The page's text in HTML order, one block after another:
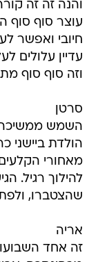
והנה זה זה
עוצר סוף סוף
חיובי ואפשר
עדיין עלולים
וזה סוף סוף
סרטן
השמש ממשיכה
הולדת ביישני
מאחורי
להילוך רגיל.
שהצטברו,
אריה
זה אחד